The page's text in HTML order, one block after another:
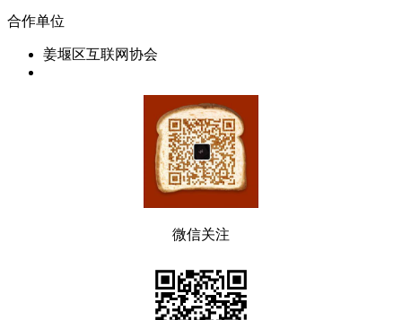
合作单位
姜堰区互联网协会
微信关注